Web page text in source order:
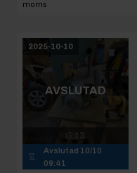
moms
2025-10-10
AVSLUTAD
13
Avslutad 10/10
09:41